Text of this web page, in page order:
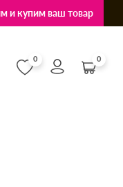
и купим ваш товар
0 0